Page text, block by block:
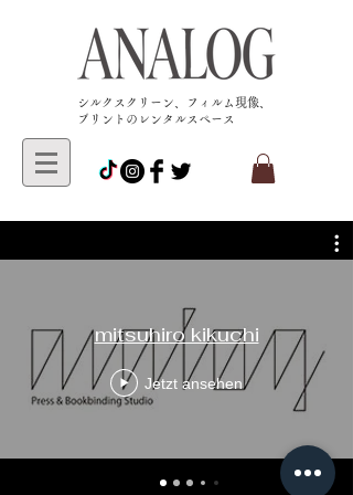
​シルクスクリーン、フィルム現像、
プリントのレンタルスペース
mitsuhiro kikuchi
Jetzt ansehen